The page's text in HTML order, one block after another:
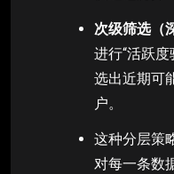
次级筛选（
进行“活跃度
选出近期可
户。
这种分层策
对每一条数